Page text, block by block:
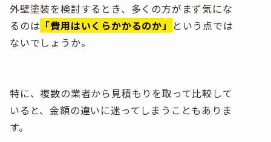
外壁塗装を検討するとき、多くの方がまず気にな
るのは 「費用はいくらかかるのか」 という点では
ないでしょうか。
特に、複数の業者から見積もりを取って比較して
いると、金額の違いに迷ってしまうこともありま
す。